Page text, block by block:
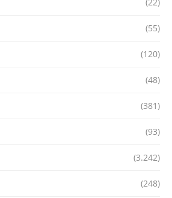
(55)
(120)
(48)
(381)
(93)
(3.242)
(248)